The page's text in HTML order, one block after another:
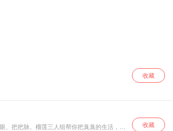
收藏
把把脉。榴莲三人组帮你把臭臭的生活，嚼
收藏